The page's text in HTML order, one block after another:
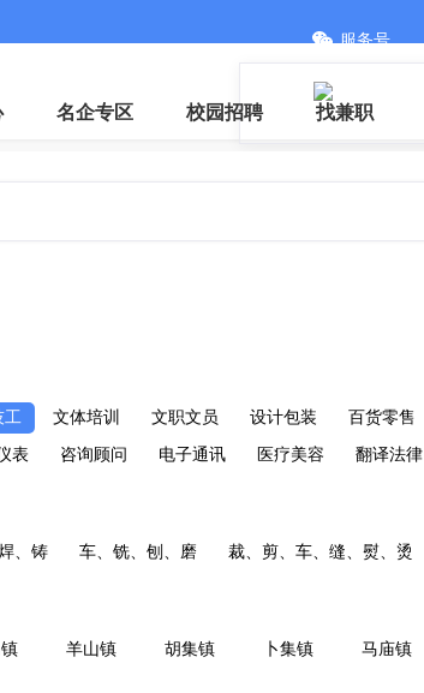
微信
服务号
名企专区 校园招聘 找兼职
工 文体培训 文职文员 设计包装 百货零售
表 咨询顾问 电子通讯 医疗美容 翻译法律
、铸 车、铣、刨、磨 裁、剪、车、缝、熨、烫
羊山镇 胡集镇 卜集镇 马庙镇